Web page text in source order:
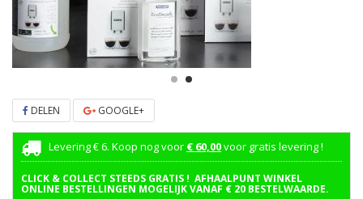
DELEN GOOGLE+
Levering € 6. Koop nog voor € 60,00voor gratis levering !
CLICK & COLLECT STEEDS GRATIS ! AFHAALPUNT WINKEL
ONLINE BESTELLINGEN MOGELIJK VANAF € 20 BESTELWAARDE.